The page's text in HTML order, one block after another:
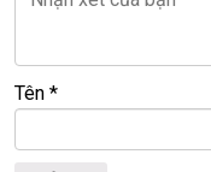
Tên *